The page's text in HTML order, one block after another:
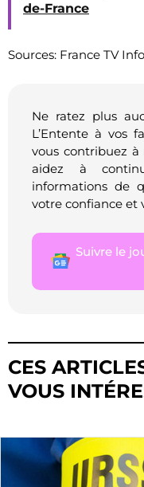
de-France
Sources: France TV Info
Ne ratez plus
L’Entente à vos
vous contribuez
aidez à
informations de
votre confiance et
Suivre le
CES
VOUS